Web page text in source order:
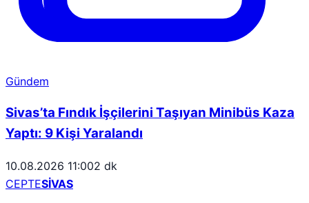
Gündem
Sivas’ta Fındık İşçilerini Taşıyan Minibüs Kaza
Yaptı: 9 Kişi Yaralandı
10.08.2026 11:002 dk
CEPTESİVAS